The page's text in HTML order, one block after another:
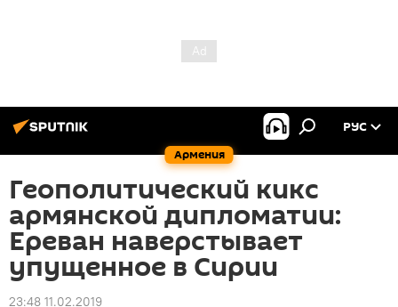
Армения
РУС
Геополитический кикс
армянской дипломатии:
Ереван наверстывает
упущенное в Сирии
23:48 11.02.2019